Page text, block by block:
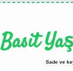
Basit
Sade ve